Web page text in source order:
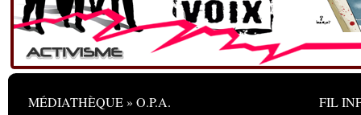
MÉDIATHÈQUE » O.P.A. FIL